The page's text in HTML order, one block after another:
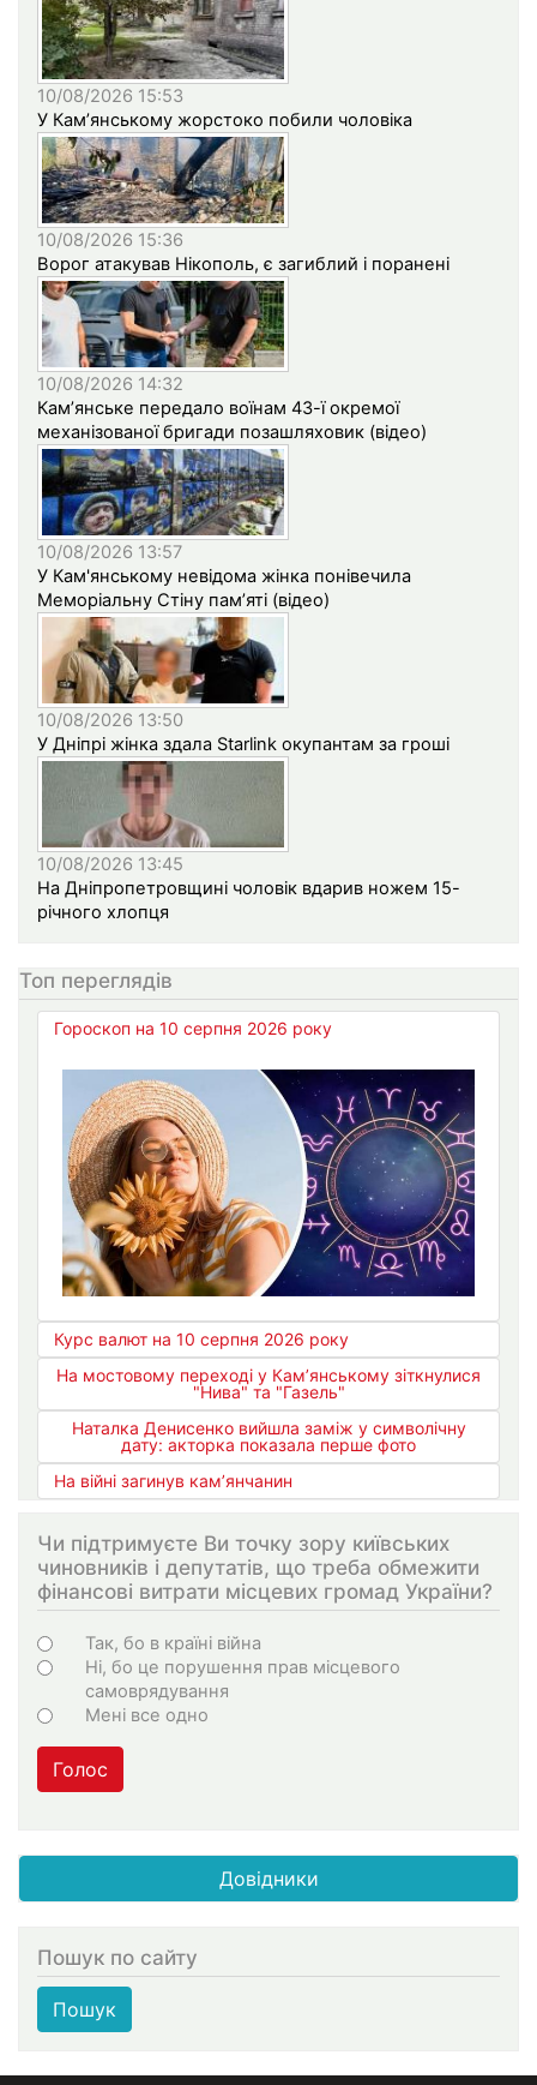
10/08/2026 15:53
У Кам’янському жорстоко побили чоловіка
10/08/2026 15:36
Ворог атакував Нікополь, є загиблий і поранені
10/08/2026 14:32
Кам’янське передало воїнам 43-ї окремої
механізованої бригади позашляховик (відео)
10/08/2026 13:57
У Кам'янському невідома жінка понівечила
Меморіальну Стіну пам’яті (відео)
10/08/2026 13:50
У Дніпрі жінка здала Starlink окупантам за гроші
10/08/2026 13:45
На Дніпропетровщині чоловік вдарив ножем 15-
річного хлопця
Топ переглядів
Гороскоп на 10 серпня 2026 року
Курс валют на 10 серпня 2026 року
На мостовому переході у Кам’янському зіткнулися
"Нива" та "Газель"
Наталка Денисенко вийшла заміж у символічну
дату: акторка показала перше фото
На війні загинув кам’янчанин
Чи підтримуєте Ви точку зору київських
чиновників і депутатів, що треба обмежити
фінансові витрати місцевих громад України?
Варіанти
Так, бо в країні війна
Ні, бо це порушення прав місцевого
самоврядування
Мені все одно
Голос
Довідники
Пошук по сайту
Пошук